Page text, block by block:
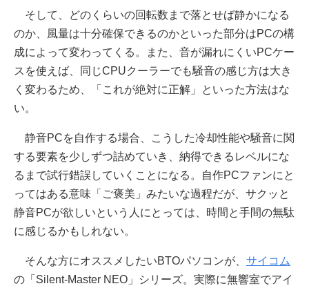
そして、どのくらいの回転数まで落とせば静かになる
のか、風量は十分確保できるのかといった部分はPCの構
成によって変わってくる。また、音が漏れにくいPCケー
スを使えば、同じCPUクーラーでも騒音の感じ方は大き
く変わるため、「これが絶対に正解」といった方法はな
い。
静音PCを自作する場合、こうした冷却性能や騒音に関
する要素を少しずつ詰めていき、納得できるレベルにな
るまで試行錯誤していくことになる。自作PCファンにと
ってはある意味「ご褒美」みたいな過程だが、サクッと
静音PCが欲しいという人にとっては、時間と手間の無駄
に感じるかもしれない。
そんな方にオススメしたいBTOパソコンが、 サイコム
の「Silent-Master NEO」シリーズ。実際に無響室でアイ